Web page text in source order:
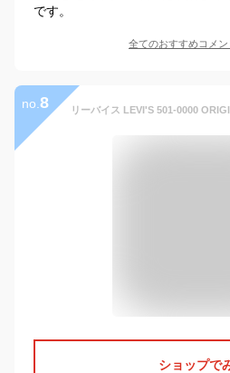
です。
全てのおすすめコメン
no. 8
ショップで